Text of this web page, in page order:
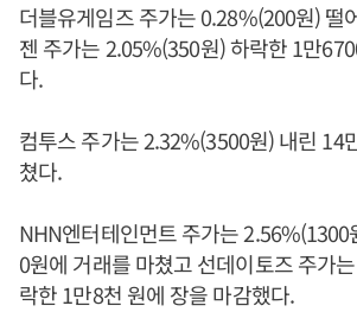
더블유게임즈 주가는 0.28%(200원) 떨
젠 주가는 2.05%(350원) 하락한 1만
다.
컴투스 주가는 2.32%(3500원) 내린 14
쳤다.
NHN엔터테인먼트 주가는 2.56%(1300
0원에 거래를 마쳤고 선데이토즈 주가
락한 1만8천 원에 장을 마감했다.